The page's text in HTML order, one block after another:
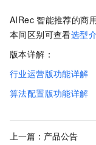
AIRec 智能推荐的商
本间区别可查看选型
版本详解：
行业运营版功能详解
算法配置版功能详解
上一篇： 产品公告